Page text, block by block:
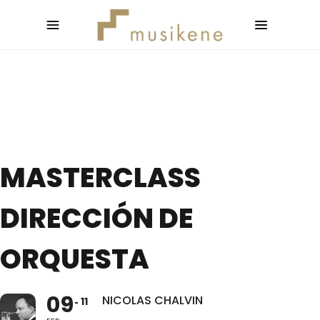
MASTERCLASS
DIRECCIÓN DE
ORQUESTA
09 11 NICOLAS CHALVIN